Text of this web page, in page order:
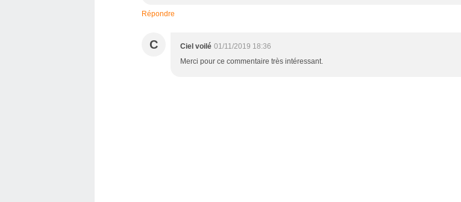
Répondre
C Ciel voilé 01/11/2019 18:36
Merci pour ce commentaire très intéressant.